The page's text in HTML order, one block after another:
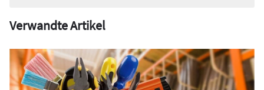
Verwandte Artikel